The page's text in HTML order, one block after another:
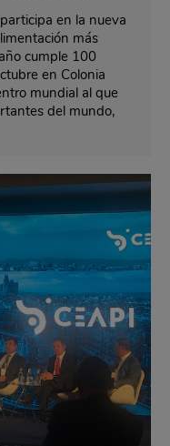
en la nueva
más
cumple 100
en Colonia
mundial al que
del mundo,